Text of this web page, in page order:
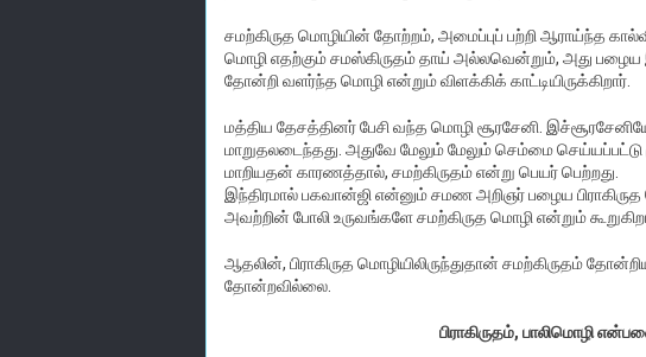
சமற்கிருத மொழியின் தோற்றம், அமைப்புப் பற்றி ஆராய்ந்த
மொழி எதற்கும் சமஸ்கிருதம் தாய் அல்லவென்றும், அது பழைய
தோன்றி வளர்ந்த மொழி என்றும் விளக்கிக் காட்டியிருக்கிறார்.
மத்திய தேசத்தினர் பேசி வந்த மொழி சூரசேனி.
மாறுதலடைந்தது. அதுவே மேலும் மேலும் செம்மை
மாறியதன் காரணத்தால், சமற்கிருதம் என்று பெயர் பெற்றது.
இந்திரமால் பகவான்ஜி என்னும் சமண அறிஞர் பழைய
அவற்றின் போலி உருவங்களே சமற்கிருத மொழி என்றும்
ஆதலின், பிராகிருத மொழியிலிருந்துதான் சமற்கிருதம்
தோன்றவில்லை.
பிராகிருதம், பாலிமொழி